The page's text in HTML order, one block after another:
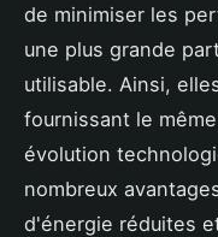
de minimiser les
une plus grande
utilisable. Ainsi,
fournissant le
évolution
nombreux
d'énergie réduites